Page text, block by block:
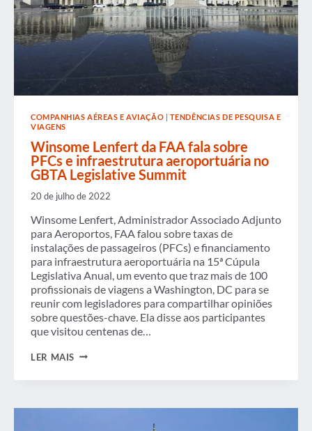
COMPANHIAS AÉREAS E AVIAÇÃO | TENDÊNCIAS DE PESQUISA E
VIAGENS
Winsome Lenfert da FAA fala sobre
PFCs e infraestrutura aeroportuária no
GBTA Legislative Summit
20 de julho de 2022
Winsome Lenfert, Administrador Associado Adjunto
para Aeroportos, FAA falou sobre taxas de
instalações de passageiros (PFCs) e financiamento
para infraestrutura aeroportuária na 15ª Cúpula
Legislativa Anual, um evento que traz mais de 100
profissionais de viagens a Washington, DC para se
reunir com legisladores para compartilhar opiniões
sobre questões-chave. Ela disse aos participantes
que visitou centenas de…
LER MAIS WINSOME
SOBRE